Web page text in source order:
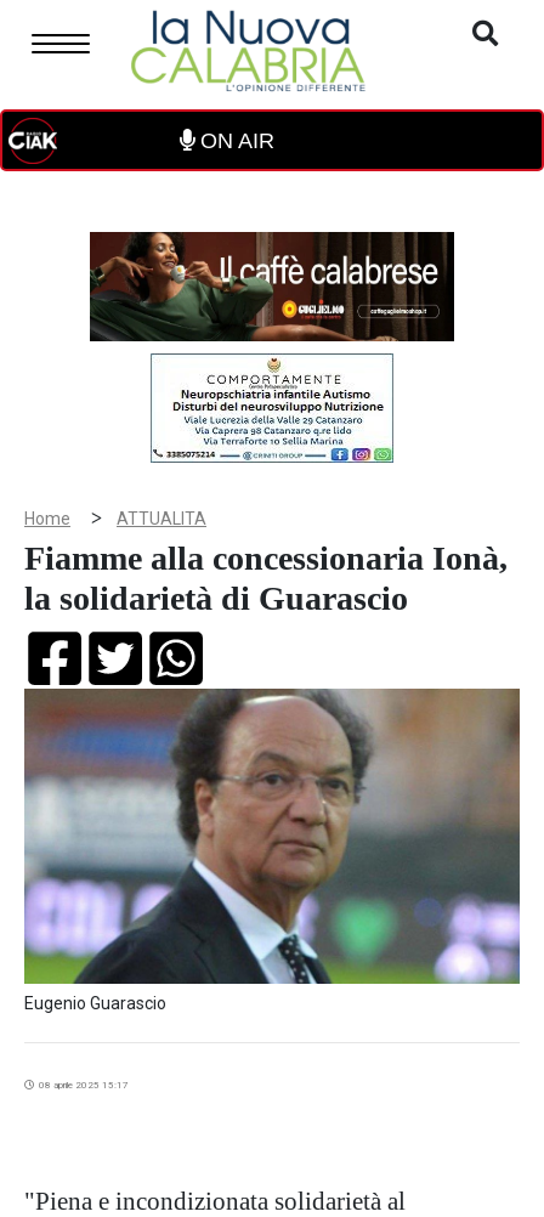
ON AIR
Home > ATTUALITA
Fiamme alla concessionaria Ionà,
la solidarietà di Guarascio
Eugenio Guarascio
08 aprile 2025 15:17
"Piena e incondizionata solidarietà al